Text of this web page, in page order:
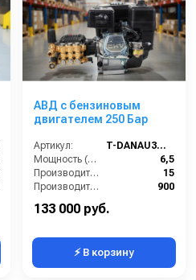
АВД с бензиновым
двигателем 250 Бар
Артикул:
T-DANAU3WZ-1509A
Мощность (л/с):
6,5
Производительность (л/мин):
15
Производительность (л/ч):
900
133 000 руб.
⚡ В корзину